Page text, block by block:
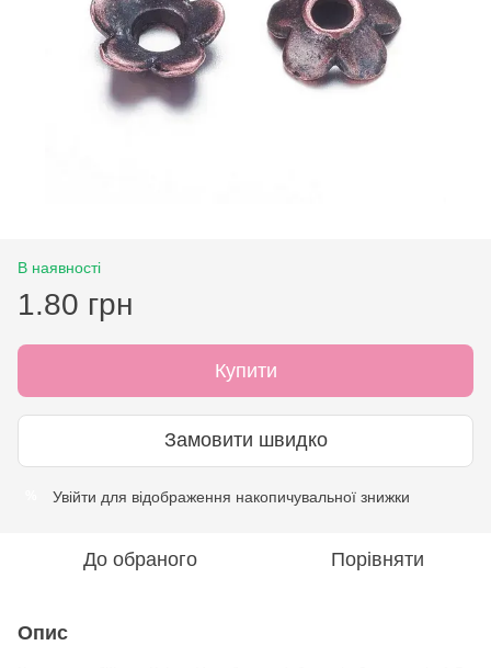
В наявності
1.80 грн
Купити
Замовити швидко
Увійти для відображення накопичувальної знижки
До обраного Порівняти
Опис